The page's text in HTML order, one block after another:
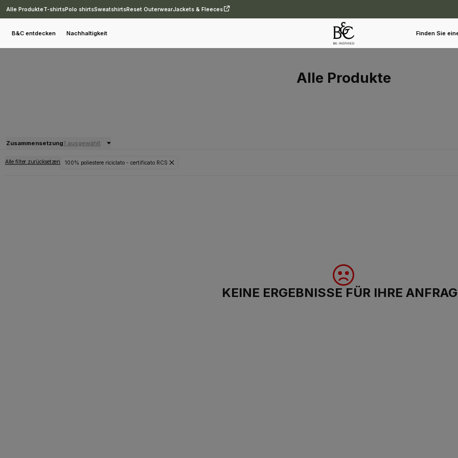
Alle ProdukteT-shirtsPolo shirtsSweatshirtsReset OuterwearJackets & Fleeces
B&C entdecken Nachhaltigkeit Finden Sie
Alle Produkte
Zusammensetzung1 ausgewählt
Alle filter zurücksetzen 100% poliestere riciclato - certificato RCS
KEINE ERGEBNISSE FÜR IHRE